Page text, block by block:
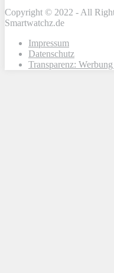
Copyright © 2022 - All
Smartwatchz.de
Impressum
Datenschutz
Transparenz: